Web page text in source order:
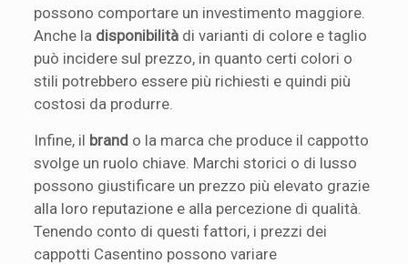
possono comportare un investimento maggiore.
Anche la disponibilità di varianti di colore e taglio
può incidere sul prezzo, in quanto certi colori o
stili potrebbero essere più richiesti e quindi più
costosi da produrre.
Infine, il brand o la marca che produce il cappotto
svolge un ruolo chiave. Marchi storici o di lusso
possono giustificare un prezzo più elevato grazie
alla loro reputazione e alla percezione di qualità.
Tenendo conto di questi fattori, i prezzi dei
cappotti Casentino possono variare